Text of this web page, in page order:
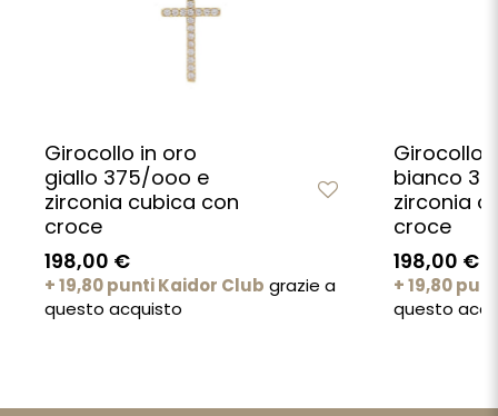
Girocollo in oro
giallo 375/ooo e
zirconia cubica con
croce
198,00 €
+ 19,80 punti Kaidor Club grazie a
questo acquisto
Girocollo
bianco
zirconia
croce
198,00 €
+ 19,80
questo